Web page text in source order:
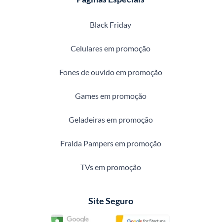
Black Friday
Celulares em promoção
Fones de ouvido em promoção
Games em promoção
Geladeiras em promoção
Fralda Pampers em promoção
TVs em promoção
Site Seguro